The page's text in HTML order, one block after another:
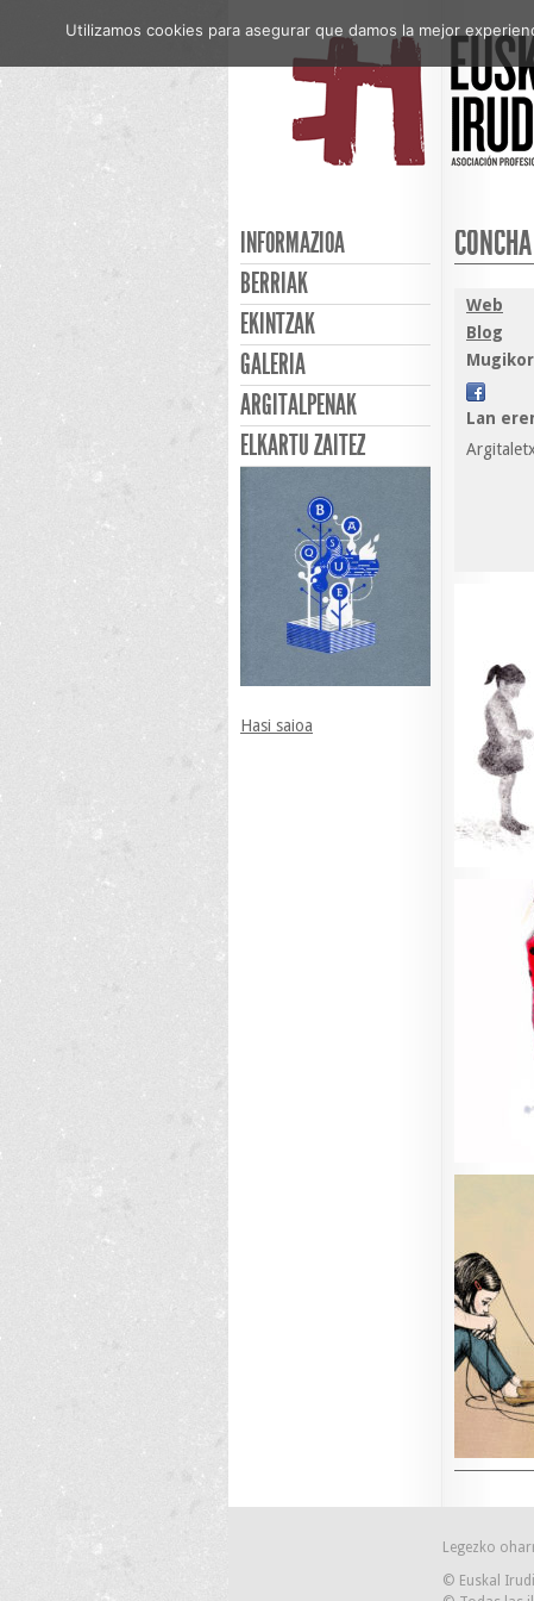
INFORMAZIOA
BERRIAK
EKINTZAK
GALERIA
ARGITALPENAK
ELKARTU ZAITEZ
Hasi saioa
Web
Blog
Lan
Legezko
© Euskal
Utilizamos cookies para asegurar que damos la mejor